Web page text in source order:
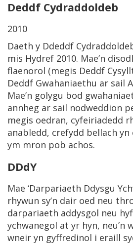
Deddf Cydraddoldeb
2010
Daeth y Ddeddf
mis Hydref 2010. Mae’n
flaenorol (megis Deddf
Deddf Gwahaniaethu ar sail
Mae’n golygu bod
annheg ar sail nodweddion
megis oedran, cyfeiriadedd
anabledd, crefydd bellach
ym mron pob achos.
DDdY
Mae ‘Darpariaeth Ddysgu
rhywun sy’n dair oed neu
darpariaeth addysgol neu
ychwanegol at yr hyn, neu’n
wneir yn gyffredinol i eraill